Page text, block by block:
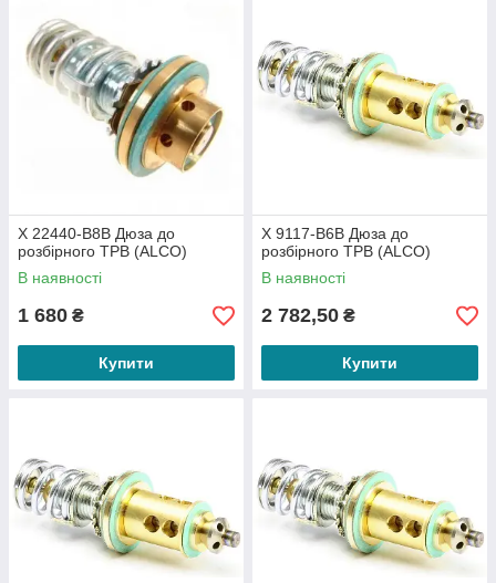
X 22440-B8B Дюза до
розбірного ТРВ (ALCO)
В наявності
1 680 ₴
Купити
X 9117-B6B Дюза до
розбірного ТРВ (ALCO)
В наявності
2 782,50 ₴
Купити